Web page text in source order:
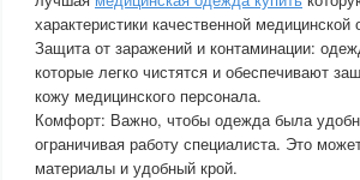
характеристики качественной
Защита от заражений и контаминации:
которые легко чистятся и обеспечивают
кожу медицинского персонала.
Комфорт: Важно, чтобы одежда была
ограничивая работу специалиста. Это
материалы и удобный крой.